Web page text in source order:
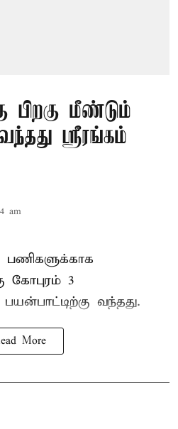
பிறகு மீண்டும்
ஸ்ரீரங்கம்
am
பணிகளுக்காக
கோபுரம் 3
வந்தது.
More